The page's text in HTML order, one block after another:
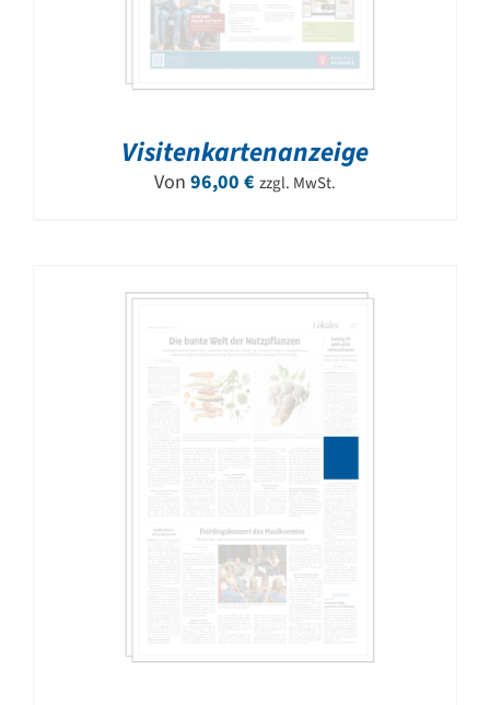
Visitenkartenanzeige
Von 96,00 € zzgl. MwSt.